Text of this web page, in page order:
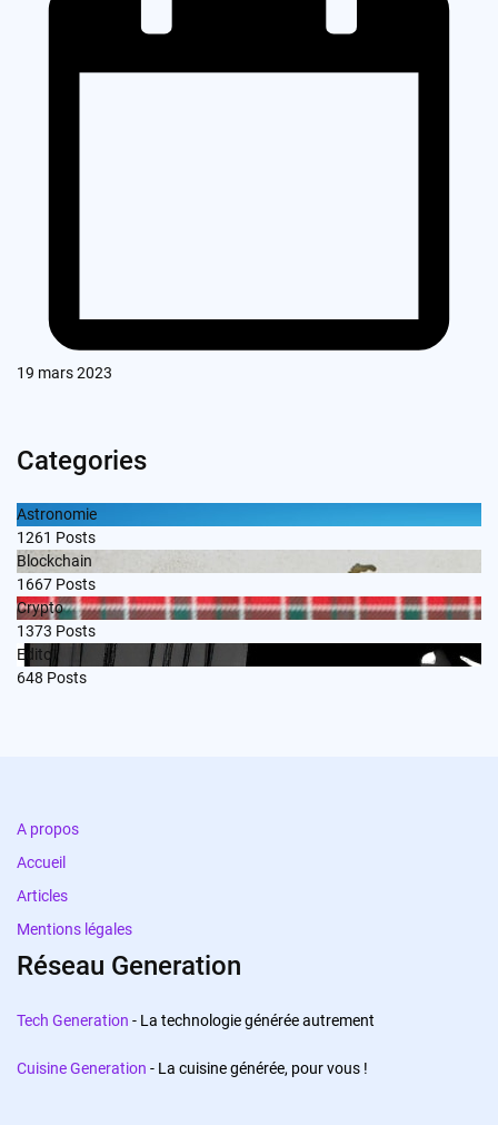
19 mars 2023
Categories
Astronomie
1261 Posts
Blockchain
1667 Posts
Crypto
1373 Posts
Edito
648 Posts
A propos
Accueil
Articles
Mentions légales
Réseau Generation
Tech Generation - La technologie générée autrement
Cuisine Generation - La cuisine générée, pour vous !